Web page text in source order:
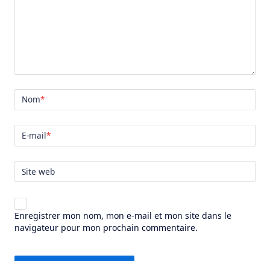
Nom*
E-mail*
Site web
Enregistrer mon nom, mon e-mail et mon site dans le
navigateur pour mon prochain commentaire.